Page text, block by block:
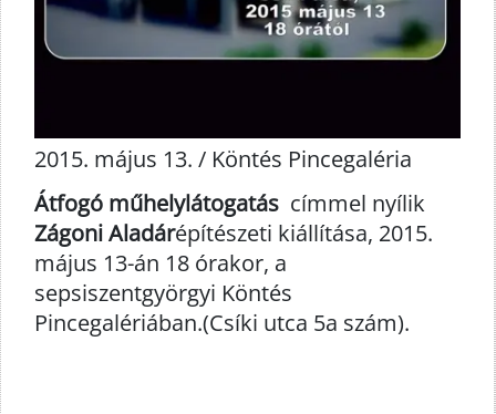
2015. május 13. / Köntés Pincegaléria
Átfogó műhelylátogatás címmel nyílik
Zágoni Aladárépítészeti kiállítása, 2015.
május 13-án 18 órakor, a
sepsiszentgyörgyi Köntés
Pincegalériában.(Csíki utca 5a szám).